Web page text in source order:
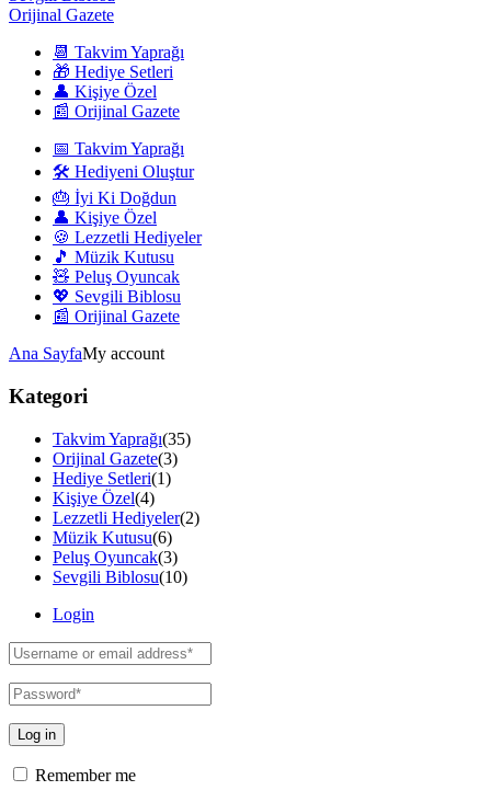
Orijinal Gazete
📆 Takvim Yaprağı
🎁 Hediye Setleri
👤 Kişiye Özel
📰 Orijinal Gazete
📅 Takvim Yaprağı
🛠️ Hediyeni Oluştur
🎂 İyi Ki Doğdun
👤 Kişiye Özel
🍪 Lezzetli Hediyeler
🎵 Müzik Kutusu
🧸 Peluş Oyuncak
💖 Sevgili Biblosu
📰 Orijinal Gazete
Ana SayfaMy account
Kategori
Takvim Yaprağı(35)
Orijinal Gazete(3)
Hediye Setleri(1)
Kişiye Özel(4)
Lezzetli Hediyeler(2)
Müzik Kutusu(6)
Peluş Oyuncak(3)
Sevgili Biblosu(10)
Login
Log in
Remember me